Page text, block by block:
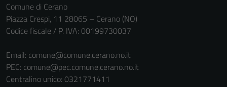
Comune di Cerano
Piazza Crespi, 11 28065 – Cerano (NO)
Codice fiscale / P. IVA: 00199730037
Email: comune@comune.cerano.no.it
PEC: comune@pec.comune.cerano.no.it
Centralino unico: 0321771411
Questi cookie